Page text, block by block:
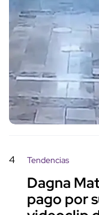
4 Tendencias
Dagna
pago por